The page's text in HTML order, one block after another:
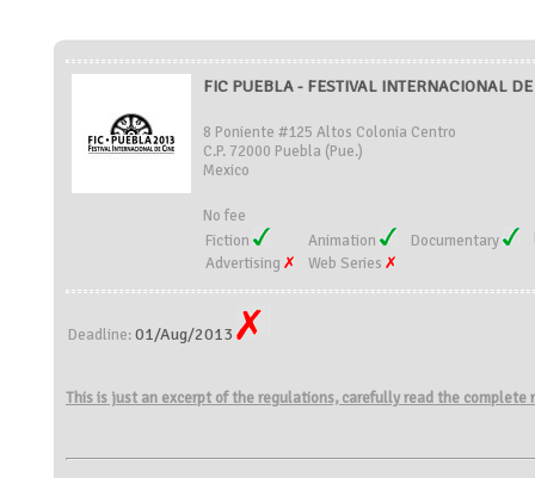
FIC PUEBLA - FESTIVAL INTERNACIONAL
8 Poniente #125 Altos Colonia Centro
C.P. 72000 Puebla (Pue.)
Mexico
No fee
Fiction
Animation Documentary
Advertising
Web Series
Deadline:01/Aug/2013
This is just an excerpt of the regulations, carefully read the complete